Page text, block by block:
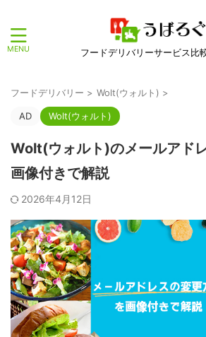
フードデリバリーサービス比
フードデリバリー > Wolt(ウォルト) >
AD Wolt(ウォルト)
Wolt(ウォルト)のメールアド
画像付きで解説
2026年4月12日